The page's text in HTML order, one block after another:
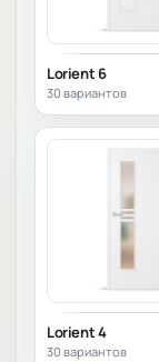
Lorient 6
30 вариантов
Lorient 4
30 вариантов